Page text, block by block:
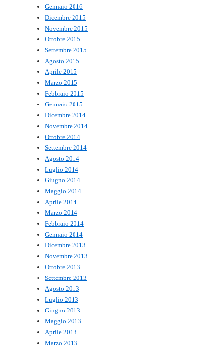
Gennaio 2016
Dicembre 2015
Novembre 2015
Ottobre 2015
Settembre 2015
Agosto 2015
Aprile 2015
Marzo 2015
Febbraio 2015
Gennaio 2015
Dicembre 2014
Novembre 2014
Ottobre 2014
Settembre 2014
Agosto 2014
Luglio 2014
Giugno 2014
Maggio 2014
Aprile 2014
Marzo 2014
Febbraio 2014
Gennaio 2014
Dicembre 2013
Novembre 2013
Ottobre 2013
Settembre 2013
Agosto 2013
Luglio 2013
Giugno 2013
Maggio 2013
Aprile 2013
Marzo 2013